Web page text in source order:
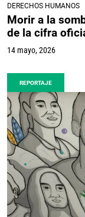
DERECHOS HUMANOS
Morir a la
de la cifra
14 mayo, 2026
REPORTAJE